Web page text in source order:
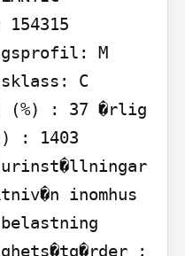
M
C
(%) : 37 �rlig
: 1403
inomhus
: